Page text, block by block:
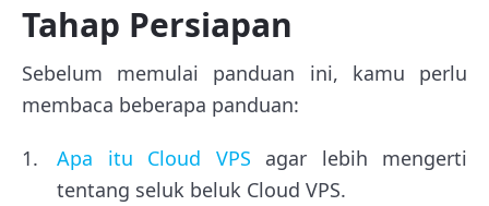
Tahap Persiapan
Sebelum memulai panduan ini, kamu perlu
membaca beberapa panduan:
Apa itu Cloud VPS agar lebih mengerti
tentang seluk beluk Cloud VPS.